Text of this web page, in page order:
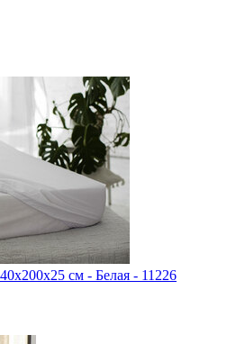
cм - Белая - 11226